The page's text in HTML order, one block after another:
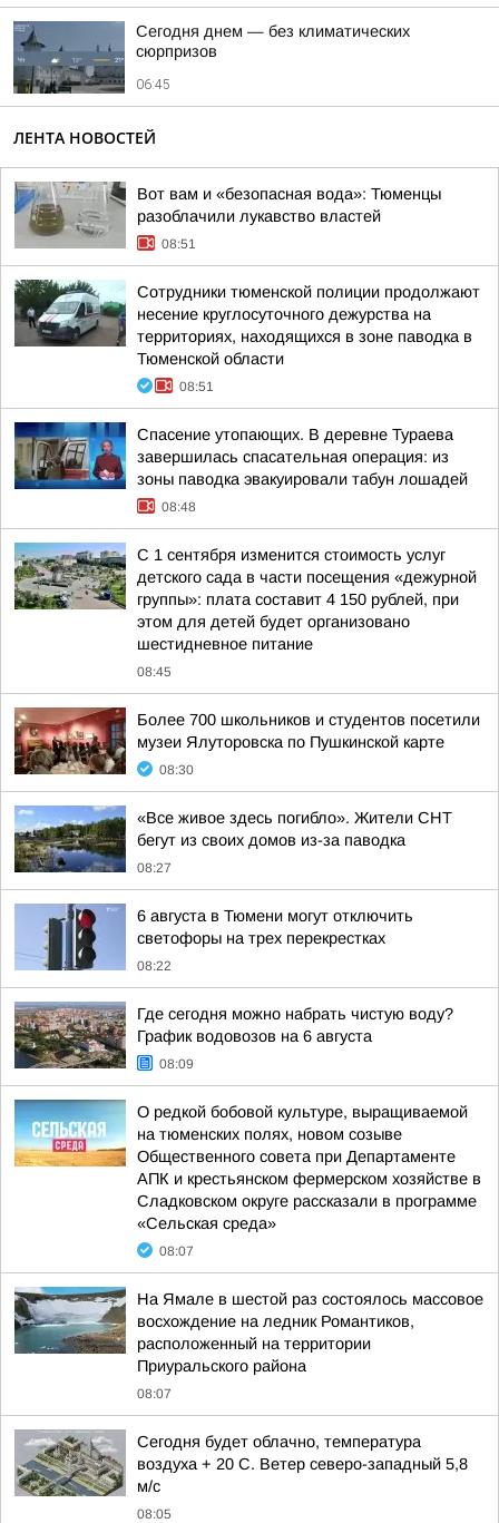
Сегодня днем — без климатических
сюрпризов
06:45
ЛЕНТА НОВОСТЕЙ
Вот вам и «безопасная вода»: Тюменцы
разоблачили лукавство властей
08:51
Сотрудники тюменской полиции продолжают
несение круглосуточного дежурства на
территориях, находящихся в зоне паводка в
Тюменской области
08:51
Спасение утопающих. В деревне Тураева
завершилась спасательная операция: из
зоны паводка эвакуировали табун лошадей
08:48
С 1 сентября изменится стоимость услуг
детского сада в части посещения «дежурной
группы»: плата составит 4 150 рублей, при
этом для детей будет организовано
шестидневное питание
08:45
Более 700 школьников и студентов посетили
музеи Ялуторовска по Пушкинской карте
08:30
«Все живое здесь погибло». Жители СНТ
бегут из своих домов из-за паводка
08:27
6 августа в Тюмени могут отключить
светофоры на трех перекрестках
08:22
Где сегодня можно набрать чистую воду?
График водовозов на 6 августа
08:09
О редкой бобовой культуре, выращиваемой
на тюменских полях, новом созыве
Общественного совета при Департаменте
АПК и крестьянском фермерском хозяйстве в
Сладковском округе рассказали в программе
«Сельская среда»
08:07
На Ямале в шестой раз состоялось массовое
восхождение на ледник Романтиков,
расположенный на территории
Приуральского района
08:07
Сегодня будет облачно, температура
воздуха + 20 С. Ветер северо-западный 5,8
м/с
08:05